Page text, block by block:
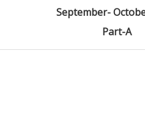
September-
Part-A